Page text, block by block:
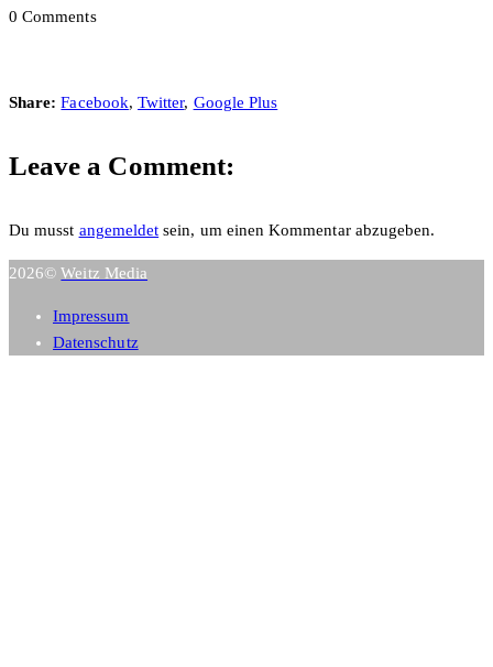
0 Comments
Share: Facebook,Twitter, Google Plus
Leave a Comment:
Du musst angemeldet sein, um einen Kommentar abzugeben.
2026©Weitz Media
Impressum
Datenschutz